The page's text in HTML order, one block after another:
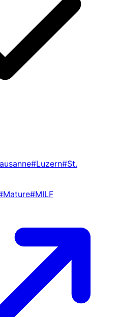
#Luzern#St.
#MILF